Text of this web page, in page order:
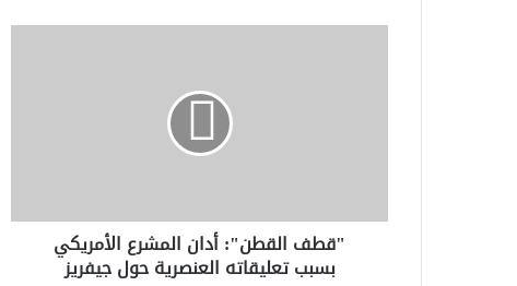
حول
جيفريز"قطف القطن": أدان المشرع الأمريكي
بسبب تعليقاته العنصرية حول جيفريز